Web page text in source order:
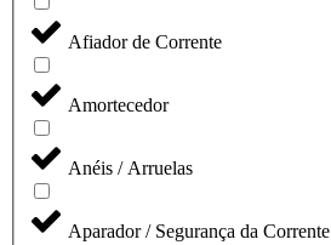
Afiador de Corrente
Amortecedor
Anéis / Arruelas
Aparador / Segurança da Corrente